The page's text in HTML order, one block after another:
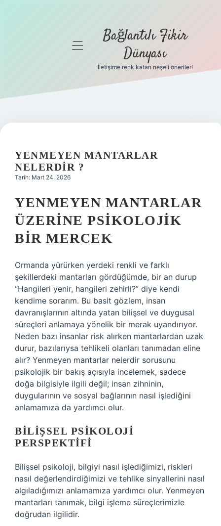
Gizlilik
Hakkımızda
menüyü
Bağlantılı Fikir
Dünyası
İletişime renk katan neşeli öneriler!
YENMEYEN MANTARLAR
NELERDIR ?
Tarih: Mart 24, 2026
YENMEYEN MANTARLAR
ÜZERINE PSIKOLOJIK
BIR MERCEK
Ormanda yürürken yerdeki renkli ve farklı
şekillerdeki mantarları gördüğümde, bir an durup
“Hangileri yenir, hangileri zehirli?” diye kendi
kendime sorarım. Bu basit gözlem, insan
davranışlarının altında yatan bilişsel ve duygusal
süreçleri anlamaya yönelik bir merak uyandırıyor.
Neden bazı insanlar risk alırken mantarlardan uzak
durur, bazılarıysa tehlikeli olanları tanımadan eline
alır? Yenmeyen mantarlar nelerdir sorusunu
psikolojik bir bakış açısıyla incelemek, sadece
doğa bilgisiyle ilgili değil; insan zihninin,
duygularının ve sosyal bağlarının nasıl işlediğini
anlamamıza da yardımcı olur.
BILIŞSEL PSIKOLOJI
PERSPEKTIFI
Bilişsel psikoloji, bilgiyi nasıl işlediğimizi, riskleri
nasıl değerlendirdiğimizi ve tehlike sinyallerini nasıl
algıladığımızı anlamamıza yardımcı olur. Yenmeyen
mantarları tanımak, bilgi işleme süreçlerimizle
doğrudan ilgilidir.